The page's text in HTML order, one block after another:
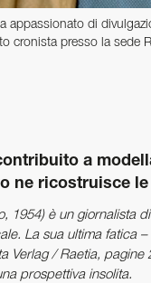
appassionato di
cronista presso la sede
a
ne ricostruisce
1954) è un giornalista
La sua ultima fatica
Verlag / Raetia,
prospettiva insolita.